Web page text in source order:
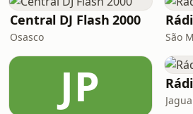
Central DJ Flash 2000
Osasco São
JP